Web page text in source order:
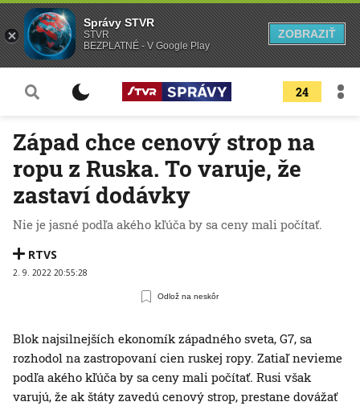
24
Západ chce cenový strop na
ropu z Ruska. To varuje, že
zastaví dodávky
Nie je jasné podľa akého kľúča by sa ceny mali počítať.
RTVS
2. 9. 2022 20:55:28
Odlož na neskôr
Blok najsilnejších ekonomík západného sveta, G7, sa
rozhodol na zastropovaní cien ruskej ropy. Zatiaľ nevieme
podľa akého kľúča by sa ceny mali počítať. Rusi však
varujú, že ak štáty zavedú cenový strop, prestane dovážať
Správy STVR
STVR
BEZPLATNÉ - V Google Play
ZOBRAZIŤ